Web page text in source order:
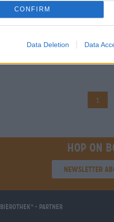
CONFIRM
Data Deletion Data
1
Hop on
Newsletter
Bierothek - Partner